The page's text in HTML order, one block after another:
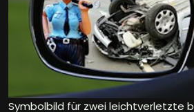
Symbolbild für zwei leichtverletzte